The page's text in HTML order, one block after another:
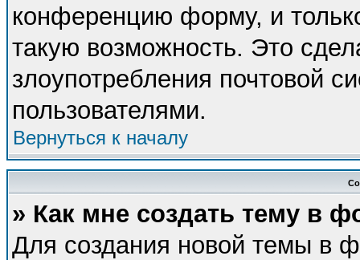
конференцию форму, и
такую возможность. Это
злоупотребления почтовой
пользователями.
Вернуться к началу
» Как мне создать тему в
Для создания новой темы в